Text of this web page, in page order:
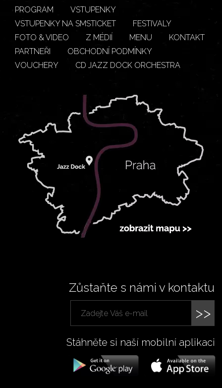
PROGRAM
VSTUPENKY
VSTUPENKY NA SMSTICKET
FESTIVALY
FOTO & VIDEO
Z MÉDIÍ MENU
KONTAKT
PARTNEŘI
OBCHODNÍ PODMÍNKY
VOUCHERY
CD JAZZ DOCK ORCHESTRA
Zůstaňte s námi v kontaktu
>>
Stáhněte si naší mobilní aplikaci